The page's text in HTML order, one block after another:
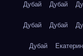
Дубай Дубай
Дубай Дубай
Дубай